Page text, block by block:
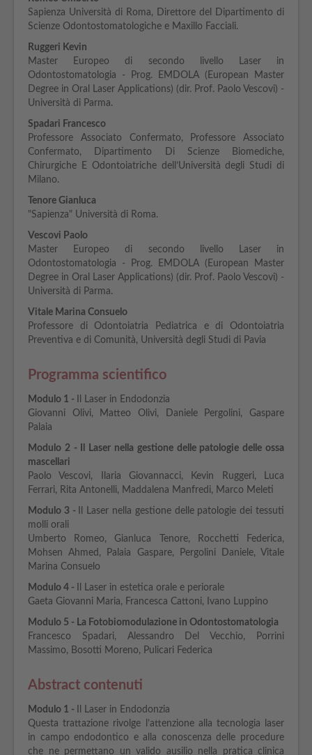
Sapienza Università di Roma, Direttore del Dipartimento di
Scienze Odontostomatologiche e Maxillo Facciali.
Ruggeri Kevin
Master Europeo di secondo livello Laser in
Odontostomatologia - Prog. EMDOLA (European Master
Degree in Oral Laser Applications) (dir. Prof. Paolo Vescovi) -
Università di Parma.
Spadari Francesco
Professore Associato Confermato, Professore Associato
Confermato, Dipartimento Di Scienze Biomediche,
Chirurgiche E Odontoiatriche dell’Università degli Studi di
Milano.
Tenore Gianluca
"Sapienza" Università di Roma.
Vescovi Paolo
Master Europeo di secondo livello Laser in
Odontostomatologia - Prog. EMDOLA (European Master
Degree in Oral Laser Applications) (dir. Prof. Paolo Vescovi) -
Università di Parma.
Vitale Marina Consuelo
Professore di Odontoiatria Pediatrica e di Odontoiatria
Preventiva e di Comunità, Università degli Studi di Pavia
Programma scientifico
Modulo 1 -
Il Laser in Endodonzia
Giovanni Olivi, Matteo Olivi, Daniele Pergolini, Gaspare
Palaia
Modulo 2 -
Il Laser nella gestione delle patologie delle ossa
mascellari
Paolo Vescovi, Ilaria Giovannacci, Kevin Ruggeri, Luca
Ferrari, Rita Antonelli, Maddalena Manfredi, Marco Meleti
Modulo 3 -
Il Laser nella gestione delle patologie dei tessuti
molli orali
Umberto Romeo, Gianluca Tenore, Rocchetti Federica,
Mohsen Ahmed, Palaia Gaspare, Pergolini Daniele, Vitale
Marina Consuelo
Modulo 4 -
Il Laser in estetica orale e periorale
Gaeta Giovanni Maria, Francesca Cattoni, Ivano Luppino
Modulo 5 - La Fotobiomodulazione in Odontostomatologia
Francesco Spadari, Alessandro Del Vecchio, Porrini
Massimo, Bosotti Moreno, Pulicari Federica
Abstract contenuti
Modulo 1 -
Il Laser in Endodonzia
Questa trattazione rivolge l’attenzione alla tecnologia laser
in campo endodontico e alla conoscenza delle procedure
che ne permettano un valido ausilio nella pratica clinica